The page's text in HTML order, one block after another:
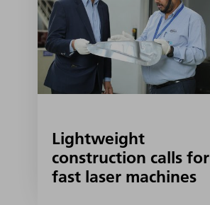
Lightweight
construction calls for
fast laser machines